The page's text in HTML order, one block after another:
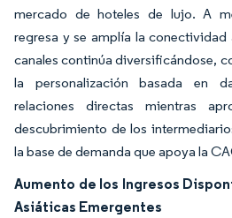
mercado de hoteles de lujo. A
regresa y se amplía la
canales continúa diversificándose,
la personalización basada en
relaciones directas mientras
descubrimiento de los
la base de demanda que apoya la
Aumento de los Ingresos
Asiáticas Emergentes